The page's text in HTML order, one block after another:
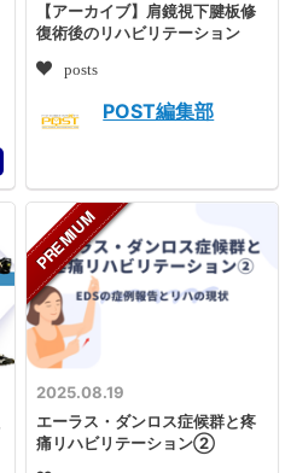
【アーカイブ】肩鏡視下腱板修
復術後のリハビリテーション
posts
POST編集部
2025.08.19
エーラス・ダンロス症候群と疼
痛リハビリテーション②